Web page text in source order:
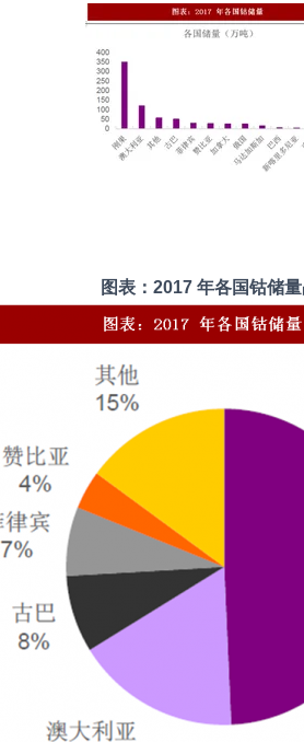
图表：2017 年各国钴储